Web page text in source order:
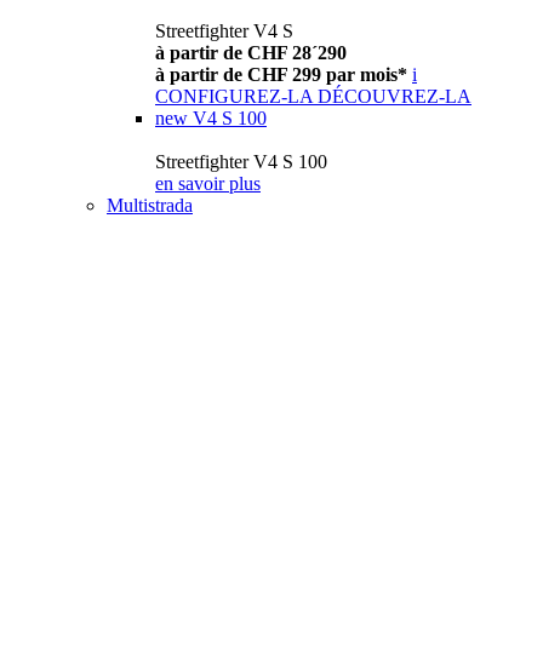
Streetfighter V4 S
à partir de CHF 28´290
à partir de CHF 299 par mois* i
CONFIGUREZ-LA DÉCOUVREZ-LA
new V4 S 100
Streetfighter V4 S 100
en savoir plus
Multistrada